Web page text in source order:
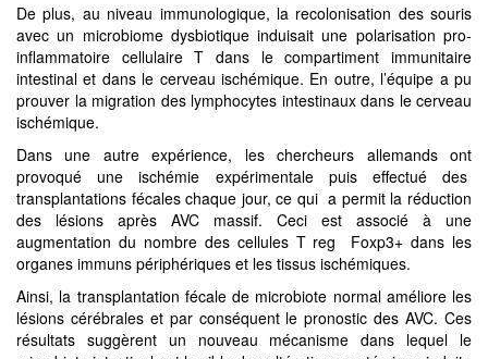
De plus, au niveau immunologique, la recolonisation des souris
avec un microbiome dysbiotique induisait une polarisation pro-
inflammatoire cellulaire T dans le compartiment immunitaire
intestinal et dans le cerveau ischémique. En outre, l’équipe a pu
prouver la migration des lymphocytes intestinaux dans le cerveau
ischémique.
Dans une autre expérience, les chercheurs allemands ont
provoqué une ischémie expérimentale puis effectué des
transplantations fécales chaque jour, ce qui a permit la réduction
des lésions après AVC massif. Ceci est associé à une
augmentation du nombre des cellules T reg Foxp3+ dans les
organes immuns périphériques et les tissus ischémiques.
Ainsi, la transplantation fécale de microbiote normal améliore les
lésions cérébrales et par conséquent le pronostic des AVC. Ces
résultats suggèrent un nouveau mécanisme dans lequel le